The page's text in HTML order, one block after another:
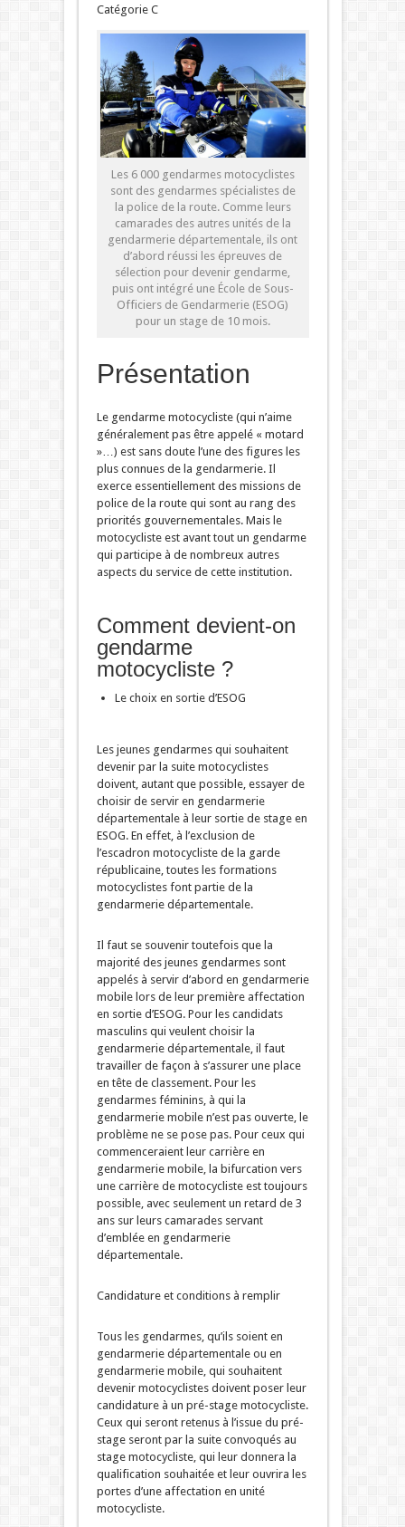
Catégorie C
Les 6 000 gendarmes motocyclistes
sont des gendarmes spécialistes de
la police de la route. Comme leurs
camarades des autres unités de la
gendarmerie départementale, ils ont
d’abord réussi les épreuves de
sélection pour devenir gendarme,
puis ont intégré une École de Sous-
Officiers de Gendarmerie (ESOG)
pour un stage de 10 mois.
Présentation
Le gendarme motocycliste (qui n’aime
généralement pas être appelé « motard
»…) est sans doute l’une des figures les
plus connues de la gendarmerie. Il
exerce essentiellement des missions de
police de la route qui sont au rang des
priorités gouvernementales. Mais le
motocycliste est avant tout un gendarme
qui participe à de nombreux autres
aspects du service de cette institution.
Comment devient-on
gendarme
motocycliste ?
Le choix en sortie d’ESOG
Les jeunes gendarmes qui souhaitent
devenir par la suite motocyclistes
doivent, autant que possible, essayer de
choisir de servir en gendarmerie
départementale à leur sortie de stage en
ESOG. En effet, à l’exclusion de
l’escadron motocycliste de la garde
républicaine, toutes les formations
motocyclistes font partie de la
gendarmerie départementale.
Il faut se souvenir toutefois que la
majorité des jeunes gendarmes sont
appelés à servir d’abord en gendarmerie
mobile lors de leur première affectation
en sortie d’ESOG. Pour les candidats
masculins qui veulent choisir la
gendarmerie départementale, il faut
travailler de façon à s’assurer une place
en tête de classement. Pour les
gendarmes féminins, à qui la
gendarmerie mobile n’est pas ouverte, le
problème ne se pose pas. Pour ceux qui
commenceraient leur carrière en
gendarmerie mobile, la bifurcation vers
une carrière de motocycliste est toujours
possible, avec seulement un retard de 3
ans sur leurs camarades servant
d’emblée en gendarmerie
départementale.
Candidature et conditions à remplir
Tous les gendarmes, qu’ils soient en
gendarmerie départementale ou en
gendarmerie mobile, qui souhaitent
devenir motocyclistes doivent poser leur
candidature à un pré-stage motocycliste.
Ceux qui seront retenus à l’issue du pré-
stage seront par la suite convoqués au
stage motocycliste, qui leur donnera la
qualification souhaitée et leur ouvrira les
portes d’une affectation en unité
motocycliste.